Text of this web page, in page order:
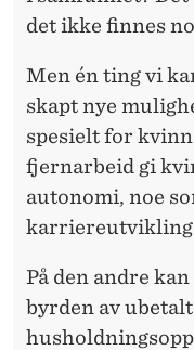
det ikke finnes
Men én ting vi
skapt nye
spesielt for
fjernarbeid gi
autonomi, noe
karriereutvikling
På den andre
byrden av